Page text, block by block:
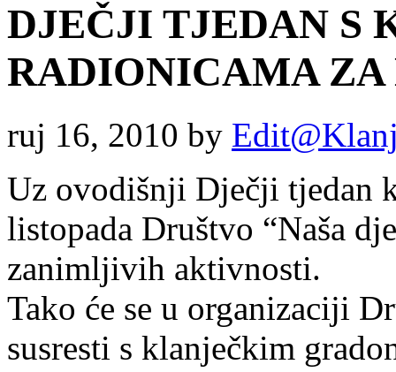
DJEČJI TJEDAN S
RADIONICAMA
ruj 16, 2010 by
Uz ovodišnji Dječji tjedan
listopada Društvo “Naša
zanimljivih aktivnosti.
Tako će se u organizaciji
susresti s klanječkim